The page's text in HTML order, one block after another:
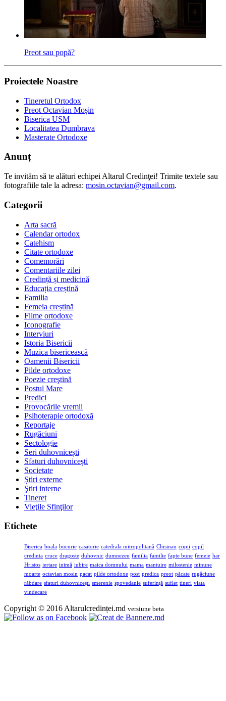
Preot sau popă?
Proiectele Noastre
Tineretul Ortodox
Preot Octavian Moșin
Biserica USM
Localitatea Dumbrava
Masterate Ortodoxe
Anunț
Te invităm să te alături echipei Altarul Credinţei! Trimite textele sau
fotografiile tale la adresa: mosin.octavian@gmail.com.
Categorii
Arta sacră
Calendar ortodox
Catehism
Citate ortodoxe
Comemorări
Comentariile zilei
Credință și medicină
Educația creștină
Familia
Femeia creștină
Filme ortodoxe
Iconografie
Interviuri
Istoria Bisericii
Muzica bisericească
Oamenii Bisericii
Pilde ortodoxe
Poezie creştină
Postul Mare
Predici
Provocările vremii
Psihoterapie ortodoxă
Reportaje
Rugăciuni
Sectologie
Seri duhovnicești
Sfaturi duhovnicești
Societate
Știri externe
Ştiri interne
Tineret
Vieţile Sfinţilor
Etichete
Biserica boala bucurie casatorie catedrala mitropolitană Chisinau copii copil
credinta cruce dragoste duhovnic dumnezeu familia familie fapte bune femeie har
Hristos iertare inimă iubire maica domnului mama mantuire milostenie minune
moarte octavian mosin pacat pilde ortodoxe post predica preot păcate rugăciune
răbdare sfaturi duhovnicești smerenie spovedanie suferinţă suflet tineri viata
vindecare
Copyright © 2016 Altarulcredinței.md versiune beta